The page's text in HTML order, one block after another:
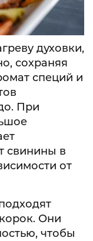
духовки,
сохраняя
специй и
При
свинины в
от
Они
чтобы